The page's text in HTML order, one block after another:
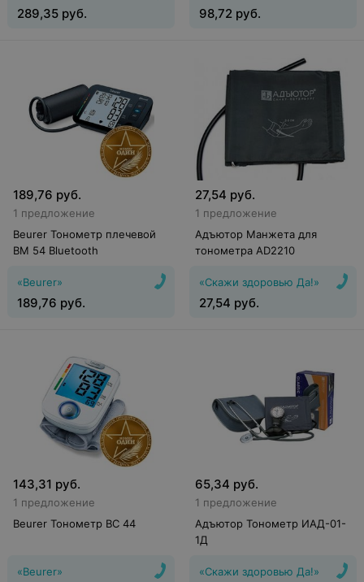
289,35 руб. 98,72 руб.
189,76 руб.
1 предложение
Beurer Тонометр плечевой
BM 54 Bluetooth
«Beurer»
189,76 руб.
27,54 руб.
1 предложение
Адъютор Манжета для
тонометра AD2210
«Скажи здоровью Да!»
27,54 руб.
143,31 руб.
1 предложение
Beurer Тонометр BC 44
«Beurer»
65,34 руб.
1 предложение
Адъютор Тонометр ИАД-01-
1Д
«Скажи здоровью Да!»